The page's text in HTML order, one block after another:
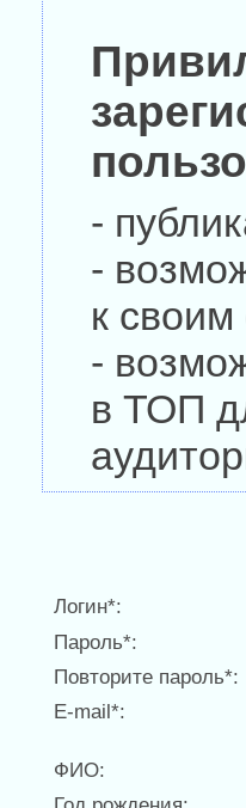
-
-
к
-
в ТОП
Логин*:
Пароль*:
Повторите пароль*:
E-mail*:
ФИО: